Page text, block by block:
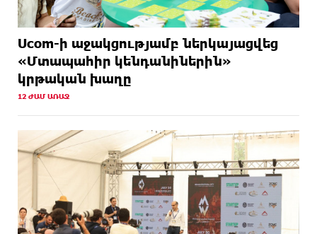
Ucom-ի աջակցությամբ ներկայացվեց
«Մտապահիր կենդանիներին»
կրթական խաղը
12 ԺԱՄ ԱՌԱՋ